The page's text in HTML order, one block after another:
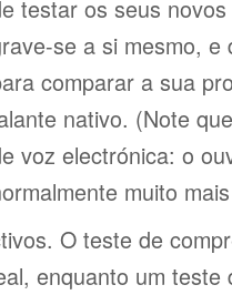
testar os seus
se a si mesmo, e
comparar a sua
nativo. (Note
voz electrónica: o
muito
O teste de
enquanto um teste